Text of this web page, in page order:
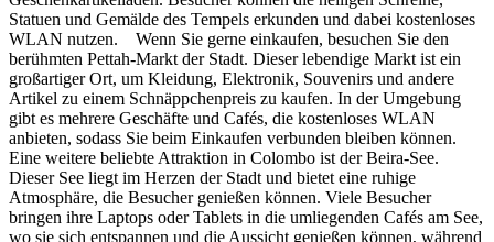
Statuen und Gemälde des Tempels erkunden und dabei kostenloses
WLAN nutzen. Wenn Sie gerne einkaufen, besuchen Sie den
berühmten Pettah-Markt der Stadt. Dieser lebendige Markt ist ein
großartiger Ort, um Kleidung, Elektronik, Souvenirs und andere
Artikel zu einem Schnäppchenpreis zu kaufen. In der Umgebung
gibt es mehrere Geschäfte und Cafés, die kostenloses WLAN
anbieten, sodass Sie beim Einkaufen verbunden bleiben können.
Eine weitere beliebte Attraktion in Colombo ist der Beira-See.
Dieser See liegt im Herzen der Stadt und bietet eine ruhige
Atmosphäre, die Besucher genießen können. Viele Besucher
bringen ihre Laptops oder Tablets in die umliegenden Cafés am See,
wo sie sich entspannen und die Aussicht genießen können, während